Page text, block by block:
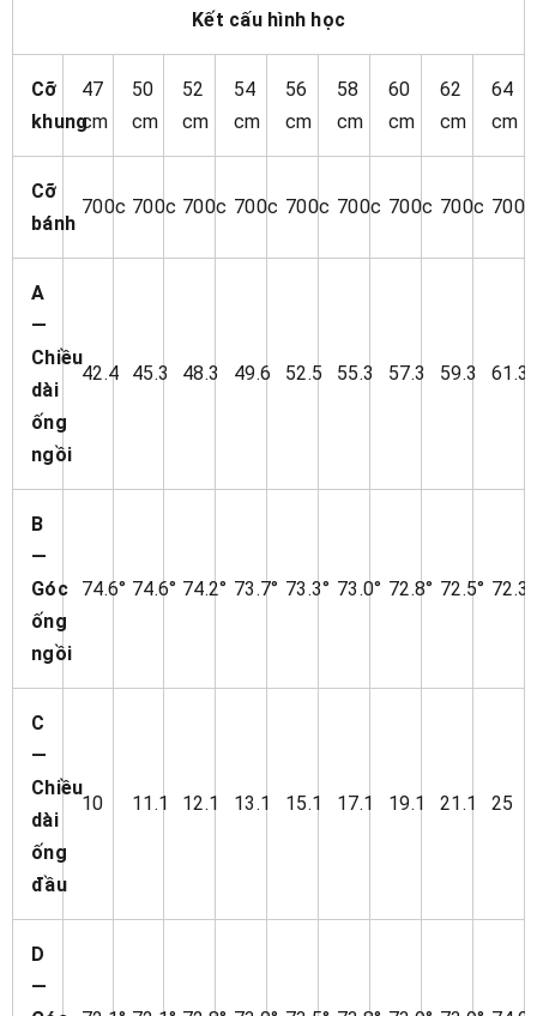
Kết cấu hình học
Cỡ
khung
47
cm
50
cm
52
cm
54
cm
56
cm
58
cm
60
cm
62
cm
64
cm
Cỡ
bánh
700c 700c 700c 700c 700c 700c 700c 700c 700c
A
—
Chiều
dài
ống
ngồi
42.4 45.3 48.3 49.6 52.5 55.3 57.3 59.3 61.3
B
—
Góc
ống
ngồi
74.6° 74.6° 74.2° 73.7° 73.3° 73.0° 72.8° 72.5° 72.3°
C
—
Chiều
dài
ống
đầu
10 11.1 12.1 13.1 15.1 17.1 19.1 21.1 25
D
—